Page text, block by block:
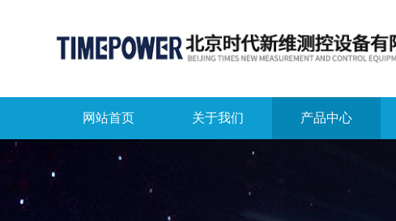
网站首页 关于我们 产品中心